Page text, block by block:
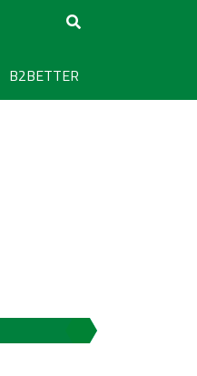
B2BETTER